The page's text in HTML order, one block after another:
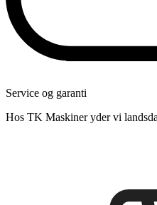
Service og garanti
Hos TK Maskiner yder vi